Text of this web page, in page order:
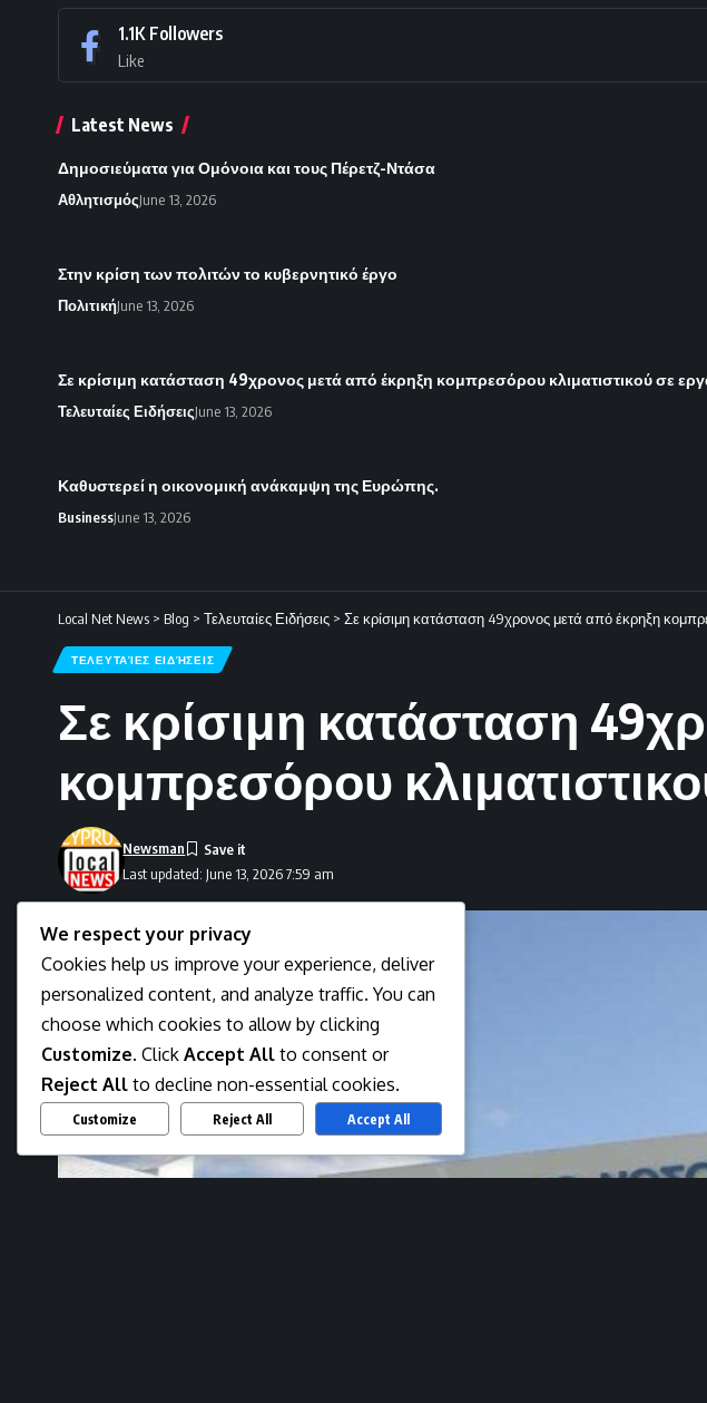
1.1K Followers
Like
Latest News
Δημοσιεύματα για Ομόνοια και τους Πέρετζ-Ντάσα
ΑθλητισμόςJune 13, 2026
Στην κρίση των πολιτών το κυβερνητικό έργο
ΠολιτικήJune 13, 2026
Σε κρίσιμη κατάσταση 49χρονος μετά από έκρηξη κομπρεσόρου κλιματιστικού σε
Τελευταίες ΕιδήσειςJune 13, 2026
Καθυστερεί η οικονομική ανάκαμψη της Ευρώπης.
BusinessJune 13, 2026
Local Net News > Blog > Τελευταίες Ειδήσεις > Σε κρίσιμη κατάσταση 49χρονος μετά από έκρηξη
ΤΕΛΕΥΤΑΊΕΣ ΕΙΔΉΣΕΙΣ
Σε κρίσιμη κατάσταση
κομπρεσόρου
Last updated: June 13, 2026 7:59 am
Newsman
We respect your privacy
Cookies help us improve your experience, deliver
personalized content, and analyze traffic. You can
choose which cookies to allow by clicking
Customize. Click Accept All to consent or
Reject All to decline non-essential cookies.
Customize Reject All Accept All